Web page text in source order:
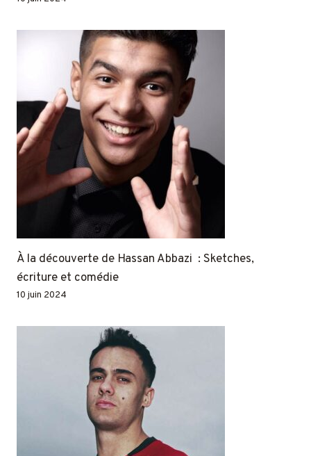
À la découverte de Hassan Abbazi : Sketches,
écriture et comédie
10 juin 2024